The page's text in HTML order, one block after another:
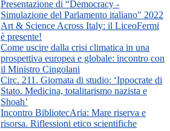
Presentazione di “Democracy -
Simulazione del Parlamento italiano" 2022
Art & Science Across Italy: il LiceoFermi
è presente!
Come uscire dalla crisi climatica in una
prospettiva europea e globale: incontro con
il Ministro Cingolani
Circ. 211. Giornata di studio: ‘Ippocrate di
Stato. Medicina, totalitarismo nazista e
Shoah’
Incontro BibliotecAria: Mare riserva e
risorsa. Riflessioni etico scientifiche